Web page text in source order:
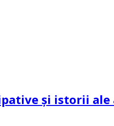
și istorii